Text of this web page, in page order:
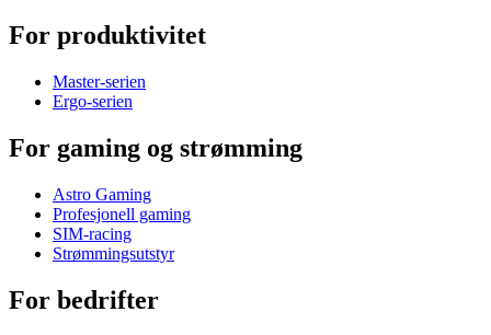
For produktivitet
Master-serien
Ergo-serien
For gaming og strømming
Astro Gaming
Profesjonell gaming
SIM-racing
Strømmingsutstyr
For bedrifter